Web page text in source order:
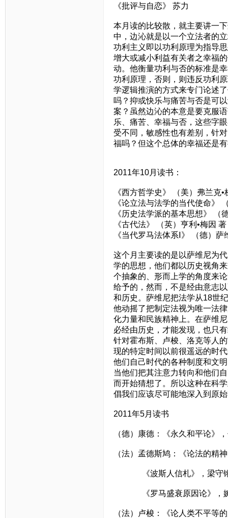
《批评与自恋》 苏力
本月读的比较散，就主要讲一
中，边沁就是以一个立法者的
功利主义即以功利原理为指导
增大或减小利益有关者之幸福
动。他衡量功利与否的标准是
功利原理，否则，则违反功利
学逻辑推演的方式来专门论述
吗？抑或快乐与痛苦与否是可
案？虽然边沁的本意是要克服
乐、痛苦、幸福与否，这些字
受不同，敏感性也有差别，针
福吗？但这个总体的幸福还是
2011年10月读书：
《西方哲学史》 （美）弗兰克•
《论立法与法学的当代使命》
《历史法学派的基本思想》 （
《古代法》 （英）亨利•梅因 著
《当代罗马法体系Ⅰ》 （德）萨
这个月主要读的是以萨维尼为
学的思想，他们都以历史视角
个抽象的、形而上学的角度来
给予的，然而，不是经由意志
和历史。萨维尼把法学从18世
他动摇了把制定法视为唯一法
化力量和民族精神上。在萨维
必经由历史，才能发现，也只
针对霍布斯、卢梭、洛克等人
现的特定时间以前很遥远的时
他们自己时代的各种制度和文
当他们把其注意力转向和他们
而开始猜想了。所以这种在科
倡我们应该尽可能地深入到原
2011年5月读书
（德）康德：《永久和平论》
（法）孟德斯鸠：《论法的精
《波斯人信札》，梁守
《罗马盛衰原因论》，
（法）卢梭：《论人类不平等